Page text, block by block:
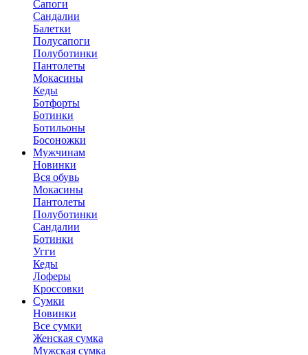
Сапоги
Сандалии
Балетки
Полусапоги
Полуботинки
Пантолеты
Мокасины
Кеды
Ботфорты
Ботинки
Ботильоны
Босоножки
Мужчинам
Новинки
Вся обувь
Мокасины
Пантолеты
Полуботинки
Сандалии
Ботинки
Угги
Кеды
Лоферы
Кроссовки
Сумки
Новинки
Все сумки
Женская сумка
Мужская сумка